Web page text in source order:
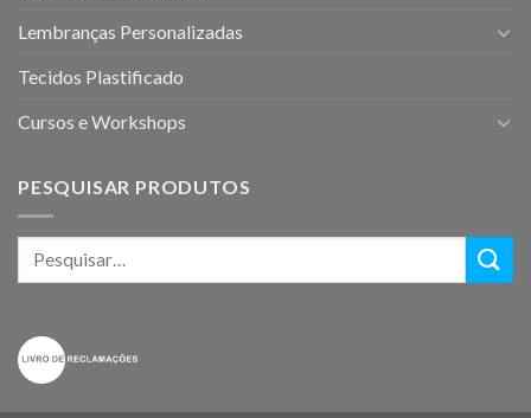
Lembranças Personalizadas
Tecidos Plastificado
Cursos e Workshops
PESQUISAR PRODUTOS